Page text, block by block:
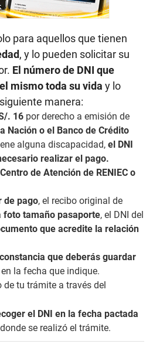
para aquellos que tienen
, y lo pueden solicitar su
El número de DNI que
mismo toda su vida y lo
manera:
. 16 por derecho a emisión de
Nación o el Banco de Crédito
alguna discapacidad, el DNI
realizar el pago.
Centro de Atención de RENIEC o
de pago, el recibo original de
foto tamaño pasaporte, el DNI del
que acredite la relación
constancia que deberás guardar
en la fecha que indique.
de tu trámite a través del
el DNI en la fecha pactada
se realizó el trámite.